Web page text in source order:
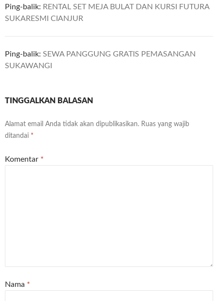
Ping-balik: RENTAL SET MEJA BULAT DAN KURSI FUTURA
SUKARESMI CIANJUR
Ping-balik: SEWA PANGGUNG GRATIS PEMASANGAN
SUKAWANGI
TINGGALKAN BALASAN
Alamat email Anda tidak akan dipublikasikan. Ruas yang wajib
ditandai *
Komentar *
Nama *